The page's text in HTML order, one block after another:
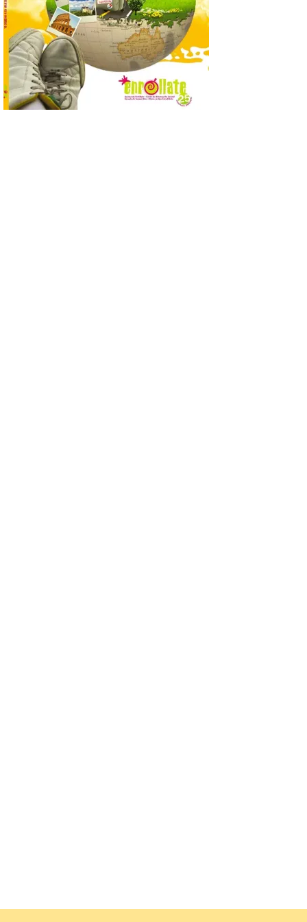
Nueva edición de León
de…viaje. Una iniciativa
organizado por la sección
juvenil de la Asociación
Enróllate, la Asociación
Conceyu País Llionés y el Diario de
Turismo, Ocio e Información para
jóvenes “Enredando.info”. Pilar Aller Aller
nos envía la décimo […]